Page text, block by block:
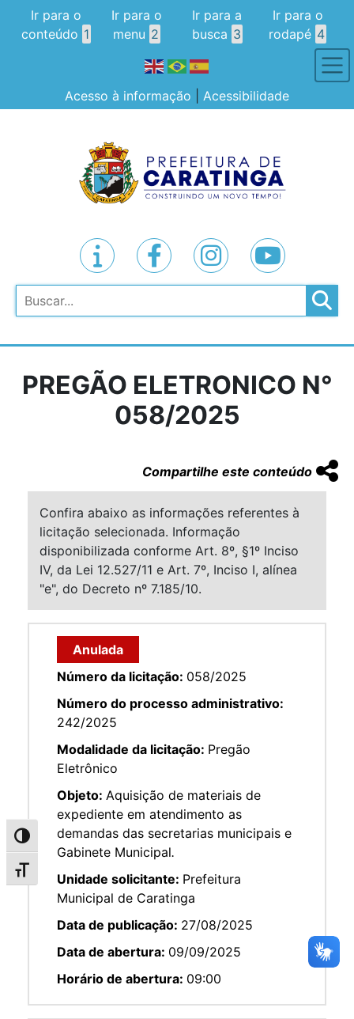
Alternar alto contraste
Alternar tamanho da fonte
Ir para o
conteúdo 1
Ir para o
menu 2
Ir para a
busca 3
Ir para o
rodapé 4
Acesso à informação Acessibilidade
Pesquisar
PREGÃO ELETRONICO N°
058/2025
Compartilhe este conteúdo
Confira abaixo as informações referentes à
licitação selecionada. Informação
disponibilizada conforme Art. 8º, §1º Inciso
IV, da Lei 12.527/11 e Art. 7º, Inciso I, alínea
"e", do Decreto nº 7.185/10.
Anulada
Número da licitação: 058/2025
Número do processo administrativo:
242/2025
Modalidade da licitação: Pregão
Eletrônico
Objeto: Aquisição de materiais de
expediente em atendimento as
demandas das secretarias municipais e
Gabinete Municipal.
Unidade solicitante: Prefeitura
Municipal de Caratinga
Data de publicação: 27/08/2025
Data de abertura: 09/09/2025
Horário de abertura: 09:00